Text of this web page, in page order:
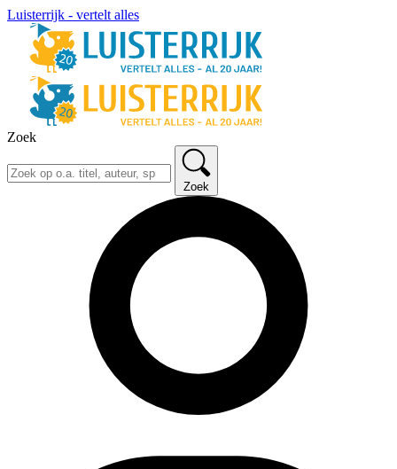
Luisterrijk - vertelt alles
Zoek
Zoek